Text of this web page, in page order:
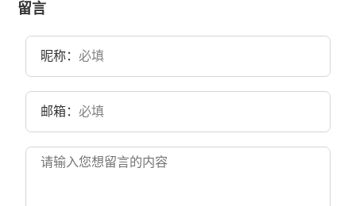
留言
昵称：
邮箱：